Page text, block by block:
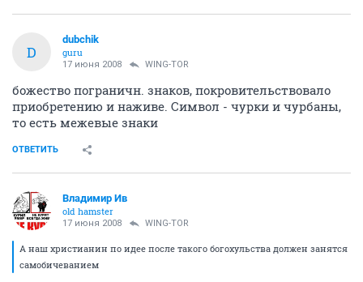
D
dubchik
guru
17 июня 2008 WING-TOR
божество пограничн. знаков, покровительствовало
приобретению и наживе. Символ - чурки и чурбаны,
то есть межевые знаки
ОТВЕТИТЬ
Владимир Ив
old hamster
17 июня 2008 WING-TOR
А наш христианин по идее после такого богохульства должен занятся
самобичеванием